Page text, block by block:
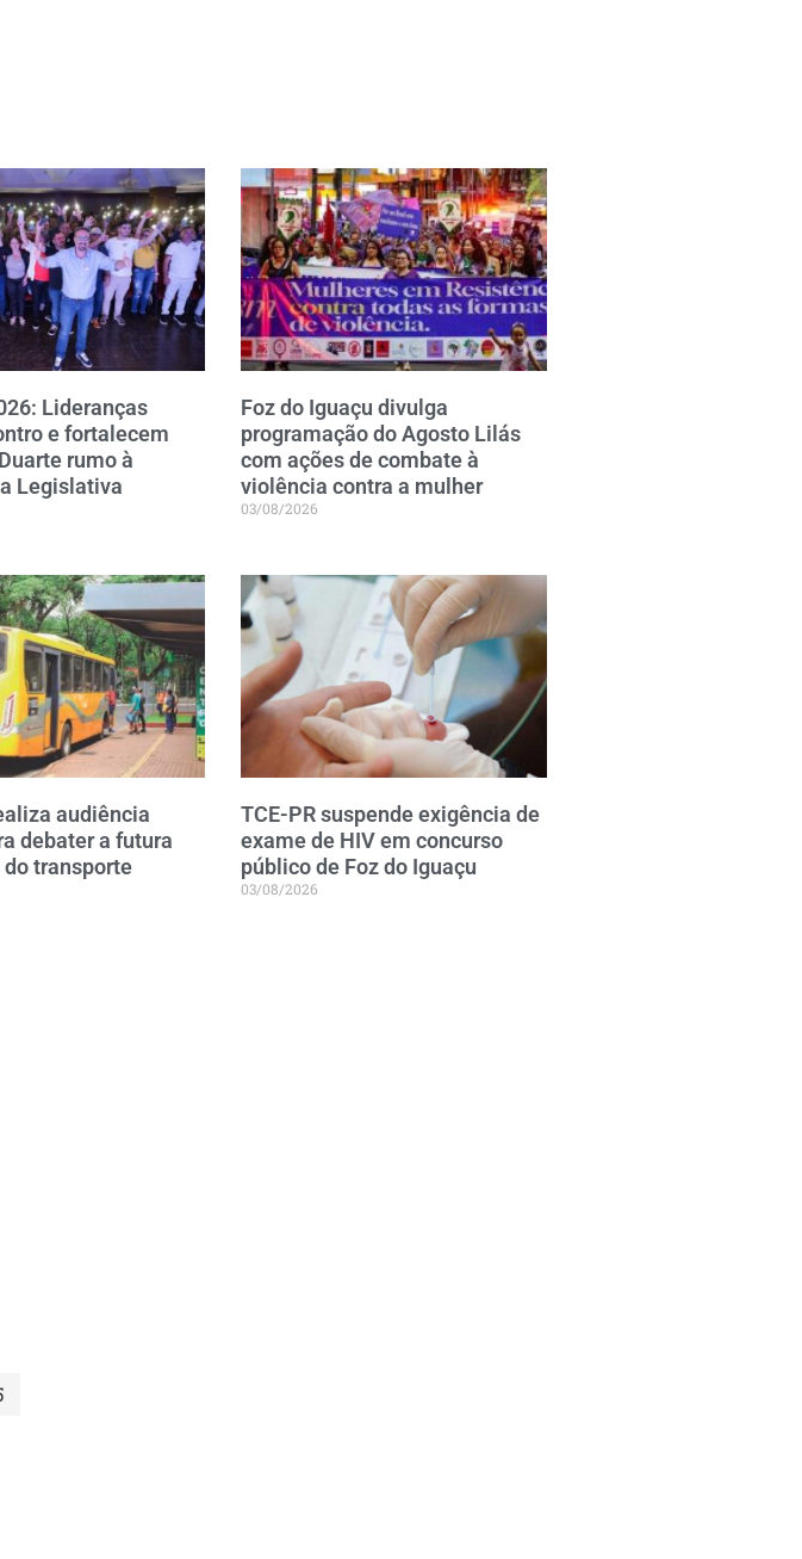
Lideranças
e fortalecem
rumo à
Legislativa
Foz do Iguaçu divulga
programação do Agosto Lilás
com ações de combate à
violência contra a mulher
03/08/2026
audiência
debater a futura
transporte
TCE-PR suspende exigência de
exame de HIV em concurso
público de Foz do Iguaçu
03/08/2026